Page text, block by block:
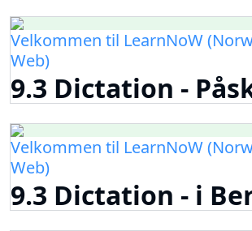
Velkommen til LearnNoW
Web)
9.3 Dictation -
Velkommen til LearnNoW
Web)
9.3 Dictation - i